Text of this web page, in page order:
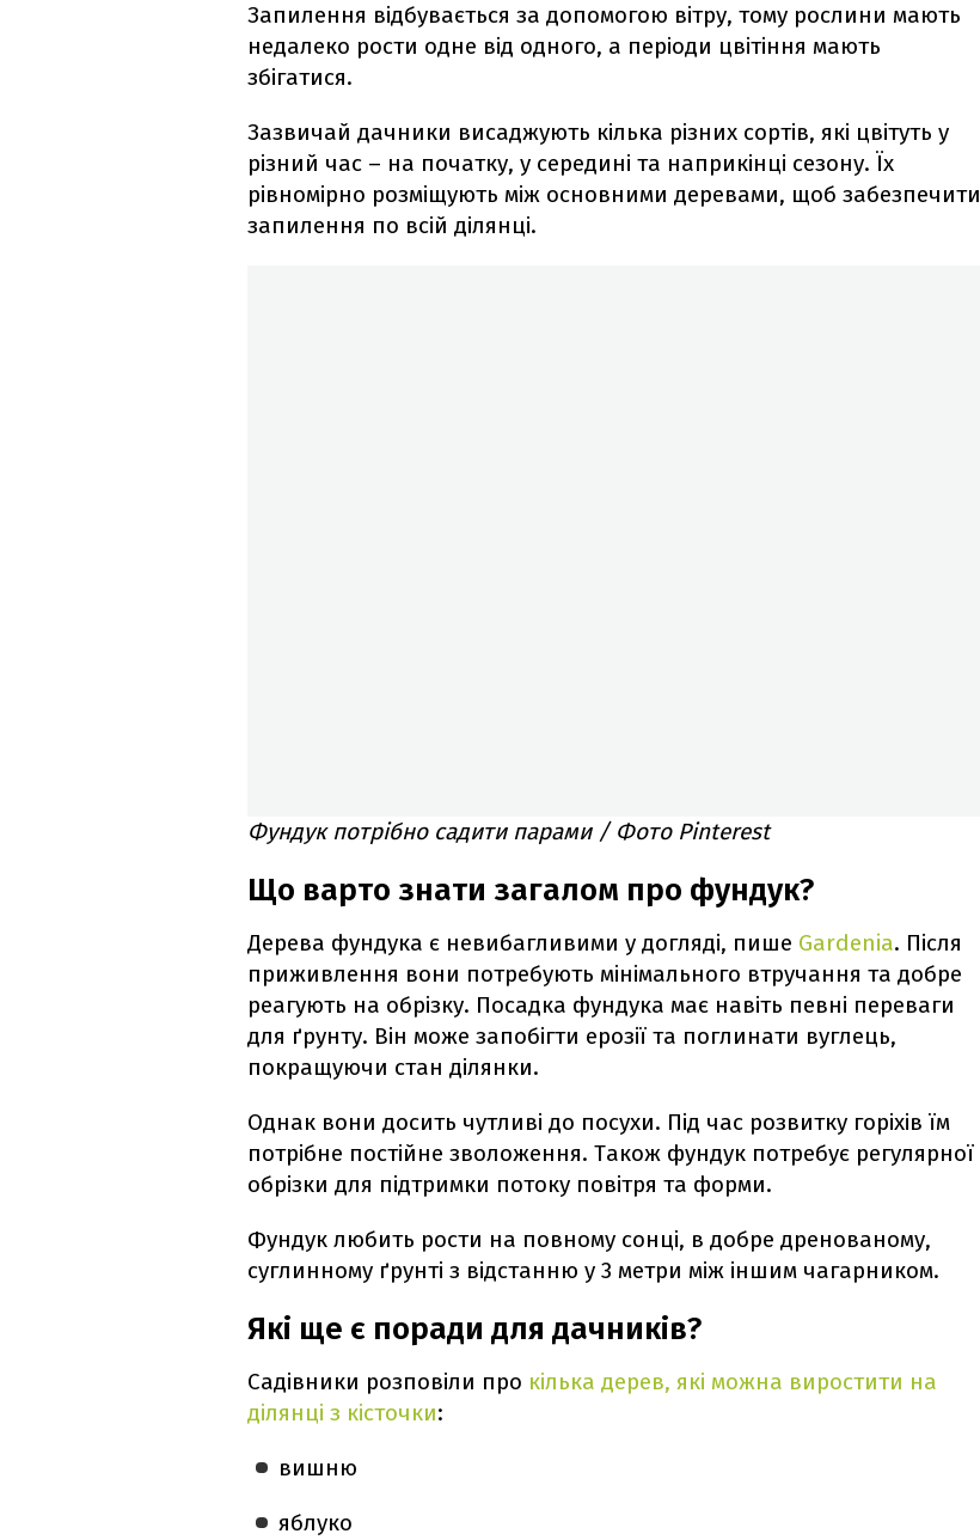
Запилення відбувається за допомогою вітру, тому рослини мають
недалеко рости одне від одного, а періоди цвітіння мають
збігатися.
Зазвичай дачники висаджують кілька різних сортів, які цвітуть у
різний час – на початку, у середині та наприкінці сезону. Їх
рівномірно розміщують між основними деревами, щоб забезпечити
запилення по всій ділянці.
Фундук потрібно садити парами / Фото Pinterest
Що варто знати загалом про фундук?
Дерева фундука є невибагливими у догляді, пише Gardenia. Після
приживлення вони потребують мінімального втручання та добре
реагують на обрізку. Посадка фундука має навіть певні переваги
для ґрунту. Він може запобігти ерозії та поглинати вуглець,
покращуючи стан ділянки.
Однак вони досить чутливі до посухи. Під час розвитку горіхів їм
потрібне постійне зволоження. Також фундук потребує регулярної
обрізки для підтримки потоку повітря та форми.
Фундук любить рости на повному сонці, в добре дренованому,
суглинному ґрунті з відстанню у 3 метри між іншим чагарником.
Які ще є поради для дачників?
Садівники розповіли про кілька дерев, які можна виростити на
ділянці з кісточки:
вишню
яблуко